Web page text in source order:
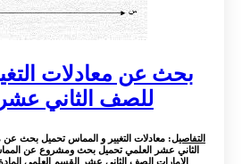
بحث عن معادلات
للصف الثاني
التفاصيل: معادلات التغيير و المماس تحميل بحث
الثاني عشر العلمي تحميل بحث ومشروع عن
الامارات الصف الثاني عشر القسم العلمي